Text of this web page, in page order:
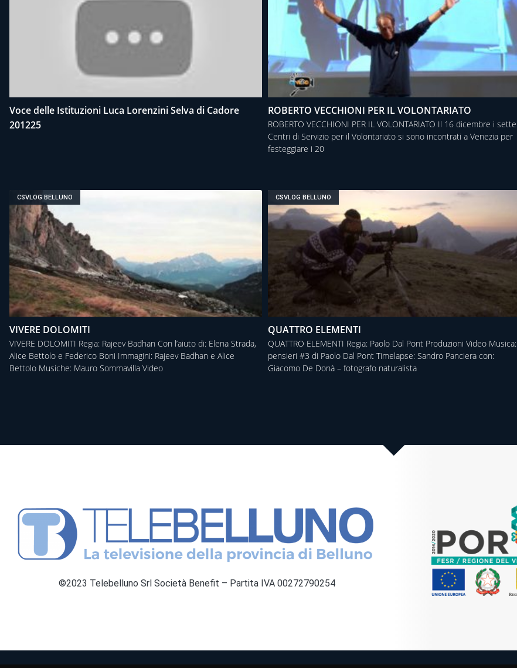
Voce delle Istituzioni Luca Lorenzini Selva di Cadore
201225
ROBERTO VECCHIONI PER IL VOLONTARIATO
ROBERTO VECCHIONI PER IL VOLONTARIATO Il 16 dicembre i sette
Centri di Servizio per il Volontariato si sono incontrati a Venezia per
festeggiare i 20
CSVLOG BELLUNO
VIVERE DOLOMITI
VIVERE DOLOMITI Regia: Rajeev Badhan Con l’aiuto di: Elena Strada,
Alice Bettolo e Federico Boni Immagini: Rajeev Badhan e Alice
Bettolo Musiche: Mauro Sommavilla Video
CSVLOG BELLUNO
QUATTRO ELEMENTI
QUATTRO ELEMENTI Regia: Paolo Dal Pont Produzioni Video Musica:
pensieri #3 di Paolo Dal Pont Timelapse: Sandro Panciera con:
Giacomo De Donà – fotografo naturalista
©2023 Telebelluno Srl Società Benefit – Partita IVA 00272790254